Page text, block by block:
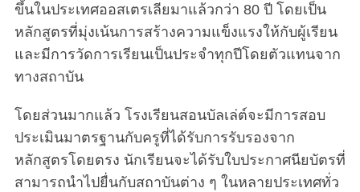
ขึ้นในประเทศออสเตรเลียมาแล้วกว่า 80 ปี โดยเป็น
หลักสูตรที่มุ่งเน้นการสร้างความแข็งแรงให้กับผู้เรียน
และมีการวัดการเรียนเป็นประจำทุกปีโดยตัวแทนจาก
ทางสถาบัน
โดยส่วนมากแล้ว โรงเรียนสอนบัลเล่ต์จะมีการสอบ
ประเมินมาตรฐานกับครูที่ได้รับการรับรองจาก
หลักสูตรโดยตรง นักเรียนจะได้รับใบประกาศนียบัตรที่
สามารถนำไปยื่นกับสถาบันต่าง ๆ ในหลายประเทศทั่ว